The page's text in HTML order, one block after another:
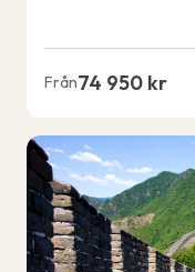
Från74 950 kr